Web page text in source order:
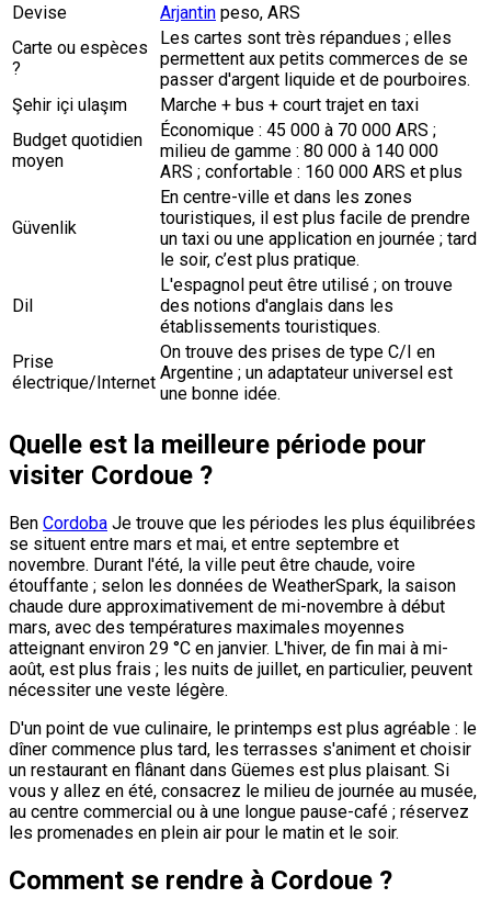
Devise
Arjantin peso, ARS
Carte ou espèces
?
Les cartes sont très répandues ; elles
permettent aux petits commerces de se
passer d'argent liquide et de pourboires.
Şehir içi ulaşım
Marche + bus + court trajet en taxi
Budget quotidien
moyen
Économique : 45 000 à 70 000 ARS ;
milieu de gamme : 80 000 à 140 000
ARS ; confortable : 160 000 ARS et plus
Güvenlik
En centre-ville et dans les zones
touristiques, il est plus facile de prendre
un taxi ou une application en journée ; tard
le soir, c’est plus pratique.
Dil
L'espagnol peut être utilisé ; on trouve
des notions d'anglais dans les
établissements touristiques.
Prise
électrique/Internet
On trouve des prises de type C/I en
Argentine ; un adaptateur universel est
une bonne idée.
Quelle est la meilleure période pour
visiter Cordoue ?
Ben Cordoba Je trouve que les périodes les plus équilibrées
se situent entre mars et mai, et entre septembre et
novembre. Durant l'été, la ville peut être chaude, voire
étouffante ; selon les données de WeatherSpark, la saison
chaude dure approximativement de mi-novembre à début
mars, avec des températures maximales moyennes
atteignant environ 29 °C en janvier. L'hiver, de fin mai à mi-
août, est plus frais ; les nuits de juillet, en particulier, peuvent
nécessiter une veste légère.
D'un point de vue culinaire, le printemps est plus agréable : le
dîner commence plus tard, les terrasses s'animent et choisir
un restaurant en flânant dans Güemes est plus plaisant. Si
vous y allez en été, consacrez le milieu de journée au musée,
au centre commercial ou à une longue pause-café ; réservez
les promenades en plein air pour le matin et le soir.
Comment se rendre à Cordoue ?